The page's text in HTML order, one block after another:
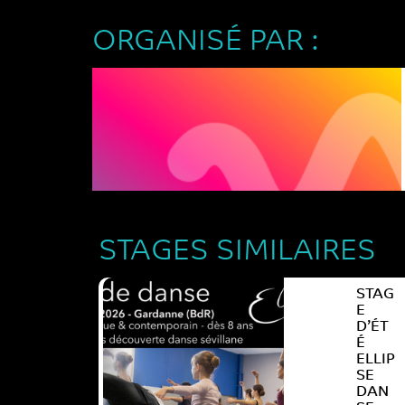
ORGANISÉ PAR :
STAGES SIMILAIRES
STAG
E
D’ÉT
É
ELLIP
SE
DAN